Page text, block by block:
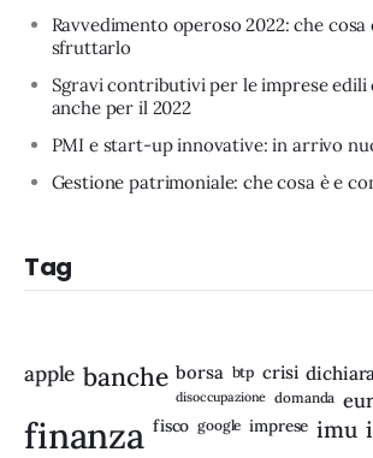
Ravvedimento operoso 2022: che cosa
sfruttarlo
Sgravi contributivi per le imprese
anche per il 2022
PMI e start-up innovative: in arrivo
Gestione patrimoniale: che cosa è e
Tag
apple banche borsa btp crisi
disoccupazione domanda
finanza fisco google imprese imu